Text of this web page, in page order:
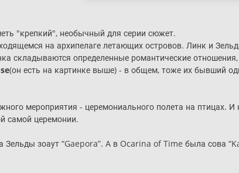
"крепкий", необычный для серии сюжет.
на архипелаге летающих островов. Линк и
складываются определенные романтические
(он есть на картинке выше) - в общем, тоже их бывший
мероприятия - церемониального полета на птицах.
самой церемонии.
зоаут “Gaepora”. А в Ocarina of Time была сова